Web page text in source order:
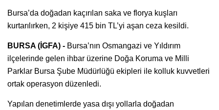
Bursa’da doğadan kaçırılan saka ve florya kuşları
kurtarılırken, 2 kişiye 415 bin TL’yi aşan ceza kesildi.
BURSA (İGFA) - Bursa’nın Osmangazi ve Yıldırım
ilçelerinde gelen ihbar üzerine Doğa Koruma ve Milli
Parklar Bursa Şube Müdürlüğü ekipleri ile kolluk kuvvetleri
ortak operasyon düzenledi.
Yapılan denetimlerde yasa dışı yollarla doğadan